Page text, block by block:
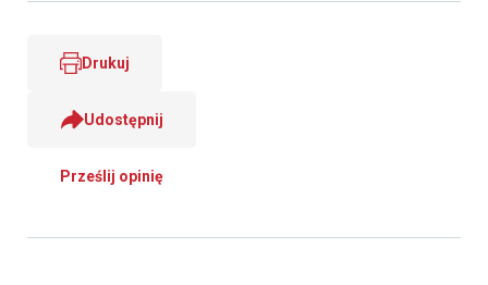
Drukuj
Udostępnij
Prześlij opinię